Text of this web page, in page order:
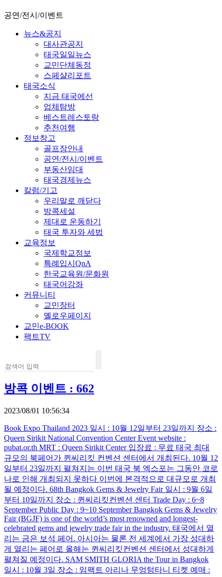
공연/전시/이벤트
뉴스&공지
대사관공지
태국일일뉴스
교민단체동정
스페샬리포트
태국소식
지금 태국에선
업체탐방
베스트레스토랑
추천여행
정보창고
골프장안내
공연/전시/이벤트
부동산임대
태국경제뉴스
칼럼/기고
우리말로 깨닫다
방콕세설
제대로 운동하기
태국 투자와 세법
교육정보
국제학교정보
특례입시QnA
한국교육원/문화원
태국어강좌
커뮤니티
교민장터
옐로우페이지
교민e-BOOK
팩트TV
방콕 이벤트 : 662
2023/08/01 10:56:34
Book Expo Thailand 2023 일시 : 10월 12일부터 23일까지 장소 :
Queen Sirikit National Convention Center Event website :
pubat.or.th MRT : Queen Sirikit Center 입장료 : 무료 태국 최대
규모의 북페어가 퀸씨리킷 컨벤션 센터에서 개최된다. 10월 12
일부터 23일까지 펼쳐지는 이번 태국 북 엑스포는 그동안 코로
나로 인해 개최되지 못하다 이번에 본격적으로 대규모로 개최
될 예정이다. 68th Bangkok Gems & Jewelry Fair 일시 : 9월 6일
부터 10일까지 장소 : 퀸씨리킷컨벤션 센터 Trade Day : 6~8
September Public Day : 9~10 September Bangkok Gems & Jewelry
Fair (BGJF) is one of the world’s most renowned and longest-
celebrated gems and jewelry trade fair in the industry. 태국에서 열
리는 금은 보석 페어. 아시아는 물론 전 세계에서 가장 성대하
게 열리는 페어로 올해는 퀸씨리킷컨벤션 센터에서 성대하게
펼쳐질 예정이다. SAM SMITH GLORIA the Tour in Bangkok
일시 : 10월 3일 장소 : 임팩트 아리나 무엉텅타니 티켓 예매 :